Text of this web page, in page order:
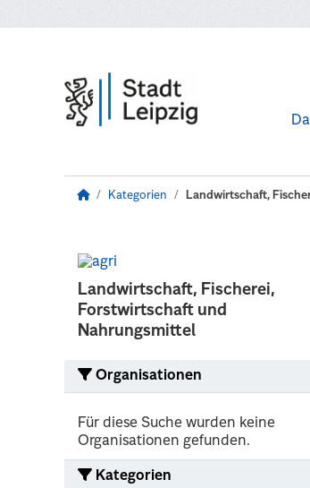
Kategorien Landwirtschaft,
Landwirtschaft, Fischerei,
Forstwirtschaft und
Nahrungsmittel
Organisationen
Für diese Suche wurden keine
Organisationen gefunden.
Kategorien